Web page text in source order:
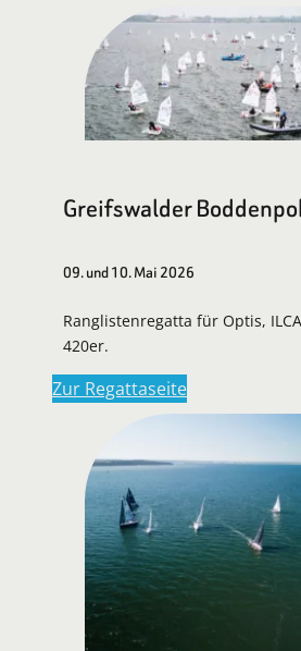
Greifswalder
09. und 10. Mai 2026
Ranglistenregatta für Optis,
420er.
Zur Regattaseite